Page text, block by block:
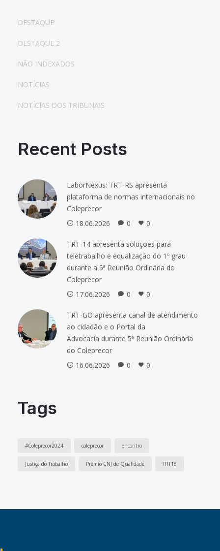
DESTAQUE
DESTAQUE 2
NÃO INDEXADOS
NOTÍCIAS
NOTÍCIAS DOS TRIBUNAIS
Recent Posts
LaborNexus: TRT-RS apresenta
plataforma de normas internacionais no
Coleprecor
18.06.2026
0 0
TRT-14 apresenta soluções para
teletrabalho e equalização do 1º grau
durante a 5ª Reunião Ordinária do
Coleprecor
17.06.2026
0 0
TRT-GO apresenta canal de atendimento
ao cidadão e o Portal da
Advocacia durante 5ª Reunião Ordinária
do Coleprecor
16.06.2026
0 0
Tags
#Coleprecor2024 coleprecor encontro
Justiça do Trabalho Prêmio CNJ de Qualidade TRT18